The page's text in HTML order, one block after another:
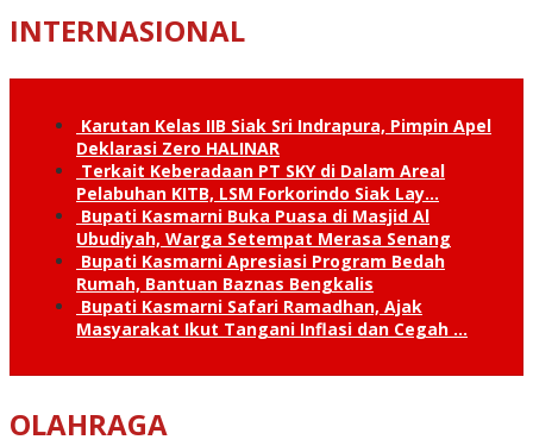
INTERNASIONAL
Karutan Kelas IIB Siak Sri Indrapura, Pimpin Apel
Deklarasi Zero HALINAR
Terkait Keberadaan PT SKY di Dalam Areal
Pelabuhan KITB, LSM Forkorindo Siak Lay…
Bupati Kasmarni Buka Puasa di Masjid Al
Ubudiyah, Warga Setempat Merasa Senang
Bupati Kasmarni Apresiasi Program Bedah
Rumah, Bantuan Baznas Bengkalis
Bupati Kasmarni Safari Ramadhan, Ajak
Masyarakat Ikut Tangani Inflasi dan Cegah …
OLAHRAGA